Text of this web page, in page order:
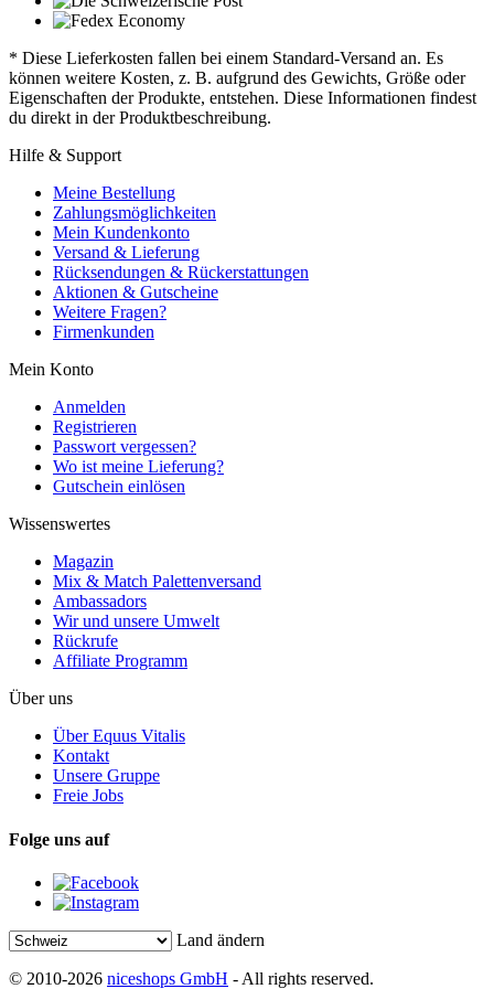
* Diese Lieferkosten fallen bei einem Standard-Versand an. Es
können weitere Kosten, z. B. aufgrund des Gewichts, Größe oder
Eigenschaften der Produkte, entstehen. Diese Informationen findest
du direkt in der Produktbeschreibung.
Hilfe & Support
Meine Bestellung
Zahlungsmöglichkeiten
Mein Kundenkonto
Versand & Lieferung
Rücksendungen & Rückerstattungen
Aktionen & Gutscheine
Weitere Fragen?
Firmenkunden
Mein Konto
Anmelden
Registrieren
Passwort vergessen?
Wo ist meine Lieferung?
Gutschein einlösen
Wissenswertes
Magazin
Mix & Match Palettenversand
Ambassadors
Wir und unsere Umwelt
Rückrufe
Affiliate Programm
Über uns
Über Equus Vitalis
Kontakt
Unsere Gruppe
Freie Jobs
Folge uns auf
Land ändern
© 2010-2026 niceshops GmbH - All rights reserved.